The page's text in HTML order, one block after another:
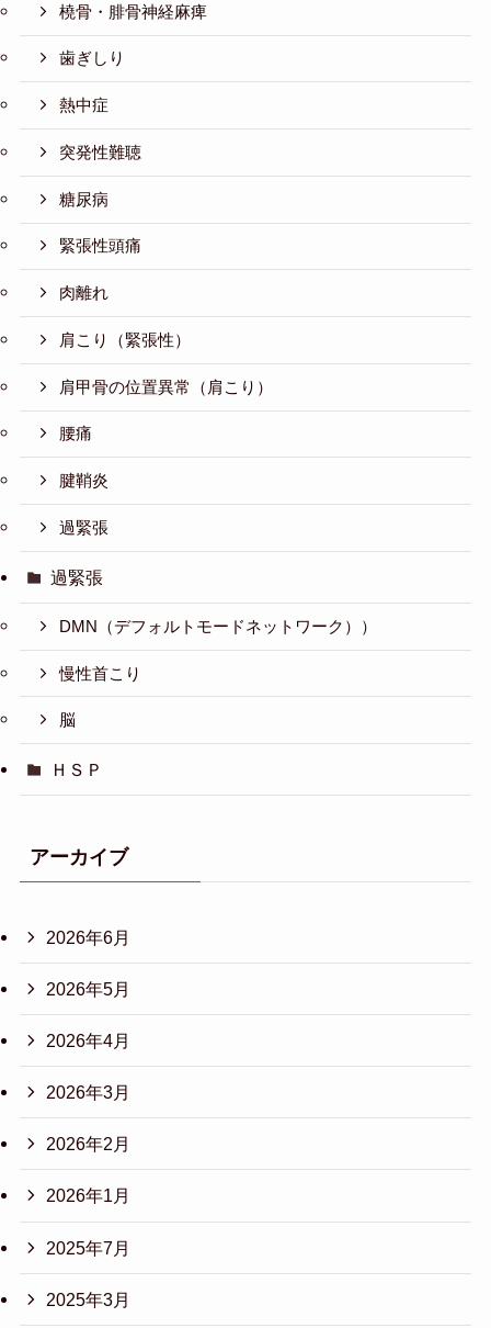
橈骨・腓骨神経麻痺
歯ぎしり
熱中症
突発性難聴
糖尿病
緊張性頭痛
肉離れ
肩こり（緊張性）
肩甲骨の位置異常（肩こり）
腰痛
腱鞘炎
過緊張
過緊張
DMN（デフォルトモードネットワーク））
慢性首こり
脳
ＨＳＰ
アーカイブ
2026年6月
2026年5月
2026年4月
2026年3月
2026年2月
2026年1月
2025年7月
2025年3月